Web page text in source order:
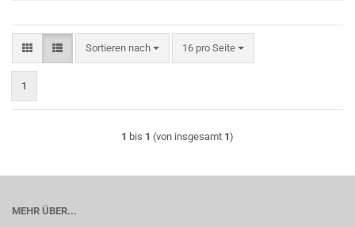
Sortieren nach
Sortieren nach 16 pro Seite
pro Seite
1
1 bis 1 (von insgesamt 1)
MEHR ÜBER...